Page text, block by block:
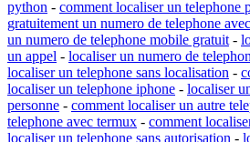
python - comment localiser un telephone
gratuitement un numero de telephone
un numero de telephone mobile gratuit -
un appel - localiser un numero de
localiser un telephone sans localisation -
localiser un telephone iphone - localiser
personne - comment localiser un autre
telephone avec termux - comment
localiser un telephone sans autorisation -